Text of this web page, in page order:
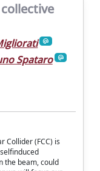
Spataro
Collider (FCC) is
the beam, could